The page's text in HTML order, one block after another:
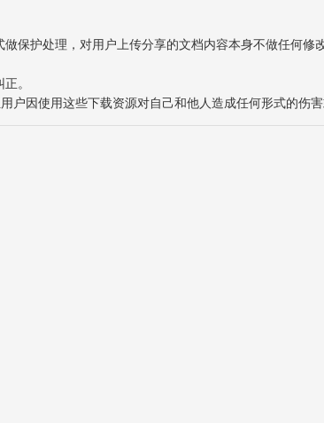
保护处理，对用户上传分享的文档内容本身不做任何修
。
因使用这些下载资源对自己和他人造成任何形式的伤害